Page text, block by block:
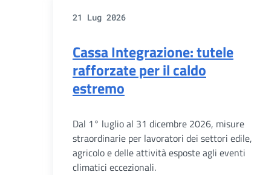
21 Lug 2026
Cassa Integrazione: tutele
rafforzate per il caldo
estremo
Dal 1° luglio al 31 dicembre 2026, misure
straordinarie per lavoratori dei settori edile,
agricolo e delle attività esposte agli eventi
climatici eccezionali.